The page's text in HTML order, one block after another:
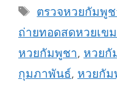
Tags
ตรวจหวยกัมพูช
ถ่ายทอดสดหวยเข
หวยกัมพูชา, หวยกั
กุมภาพันธ์, หวยกัม